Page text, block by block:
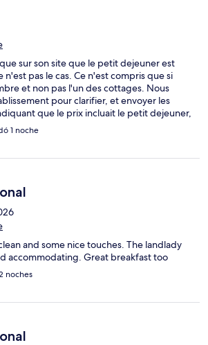
sur son site que le petit dejeuner est
n'est pas le cas. Ce n'est compris que si
et non pas l'un des cottages. Nous
pour clarifier, et envoyer les
que le prix incluait le petit dejeuner,
de reponse avant notre arrivee. Nous
si le jacuzzy pouvait etre ulitise malgres
que le jaccuzy et le petit dejeuner
Lorsque nous avons re verifier apres
le site, le petit dejeuner continue
inclus avec toutes les reservations. Etant
qui en parlent, il est difficile
erreur. Nous sommes arrives sous la
arrivee. Les chambres en elles-memes
mais nous ne pouvons pas mettre de
regardant les hotes au vu de la facon
1 noche
and some nice touches. The landlady
accommodating. Great breakfast too
noches